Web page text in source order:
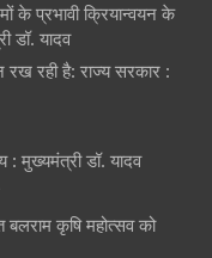
के प्रभावी क्रियान्वयन के
डॉ. यादव
रही है: राज्य सरकार :
: मुख्यमंत्री डॉ. यादव
बलराम कृषि महोत्सव को